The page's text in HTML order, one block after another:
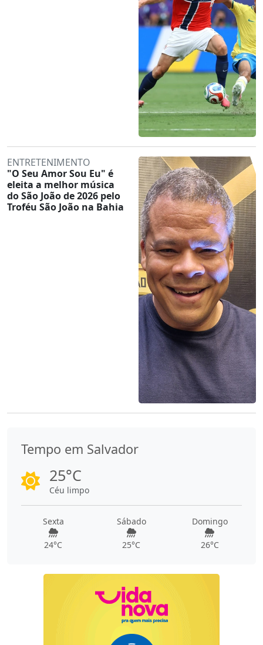
ENTRETENIMENTO
"O Seu Amor Sou Eu" é
eleita a melhor música
do São João de 2026 pelo
Troféu São João na Bahia
Tempo em Salvador
25°C
Céu limpo
Sexta
24°C
Sábado
25°C
Domingo
26°C